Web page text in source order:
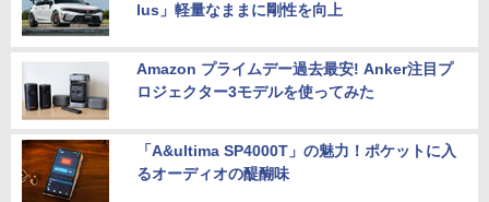
lus」軽量なままに剛性を向上
Amazon プライムデー過去最安! Anker注目プ
ロジェクター3モデルを使ってみた
「A&ultima SP4000T」の魅力！ポケットに入
るオーディオの醍醐味